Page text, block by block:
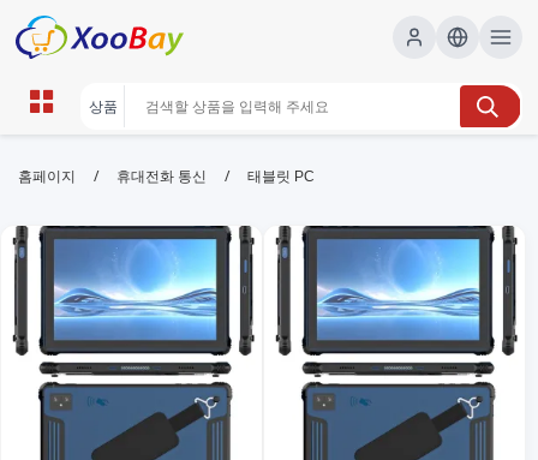
태블릿 PC | XOOBAY B2B/B2C
태블릿 PC,태블릿 비교,태블릿 추천, wholesale 태블릿
PC, XOOBAY
최신 태블릿 PC 정보 요약 및 비교
홈페이지 / 휴대전화 통신 / 태블릿 PC